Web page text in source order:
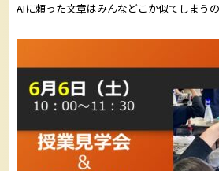
AIに頼った文章はみんなどこか似てしまう